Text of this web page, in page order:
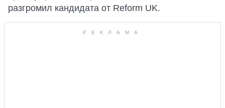
разгромил кандидата от Reform UK.